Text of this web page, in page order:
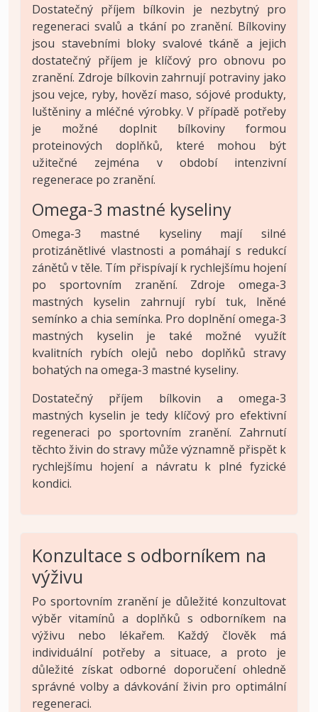
Dostatečný příjem bílkovin je nezbytný pro
regeneraci svalů a tkání po zranění. Bílkoviny
jsou stavebními bloky svalové tkáně a jejich
dostatečný příjem je klíčový pro obnovu po
zranění. Zdroje bílkovin zahrnují potraviny jako
jsou vejce, ryby, hovězí maso, sójové produkty,
luštěniny a mléčné výrobky. V případě potřeby
je možné doplnit bílkoviny formou
proteinových doplňků, které mohou být
užitečné zejména v období intenzivní
regenerace po zranění.
Omega-3 mastné kyseliny
Omega-3 mastné kyseliny mají silné
protizánětlivé vlastnosti a pomáhají s redukcí
zánětů v těle. Tím přispívají k rychlejšímu hojení
po sportovním zranění. Zdroje omega-3
mastných kyselin zahrnují rybí tuk, lněné
semínko a chia semínka. Pro doplnění omega-3
mastných kyselin je také možné využít
kvalitních rybích olejů nebo doplňků stravy
bohatých na omega-3 mastné kyseliny.
Dostatečný příjem bílkovin a omega-3
mastných kyselin je tedy klíčový pro efektivní
regeneraci po sportovním zranění. Zahrnutí
těchto živin do stravy může významně přispět k
rychlejšímu hojení a návratu k plné fyzické
kondici.
Konzultace s odborníkem na
výživu
Po sportovním zranění je důležité konzultovat
výběr vitamínů a doplňků s odborníkem na
výživu nebo lékařem. Každý člověk má
individuální potřeby a situace, a proto je
důležité získat odborné doporučení ohledně
správné volby a dávkování živin pro optimální
regeneraci.